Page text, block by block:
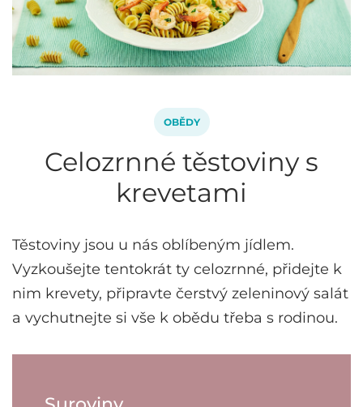
OBĚDY
Celozrnné těstoviny s
krevetami
Těstoviny jsou u nás oblíbeným jídlem.
Vyzkoušejte tentokrát ty celozrnné, přidejte k
nim krevety, připravte čerstvý zeleninový salát
a vychutnejte si vše k obědu třeba s rodinou.